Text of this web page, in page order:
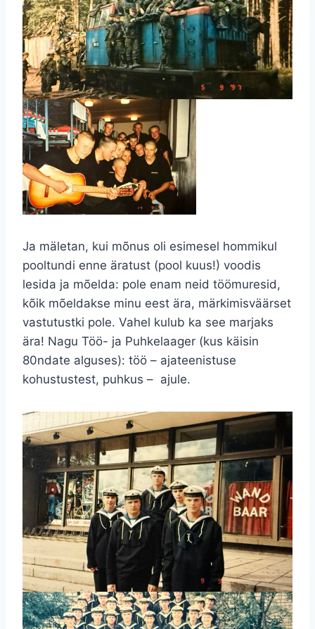
Ja mäletan, kui mõnus oli esimesel hommikul
pooltundi enne äratust (pool kuus!) voodis
lesida ja mõelda: pole enam neid töömuresid,
kõik mõeldakse minu eest ära, märkimisväärset
vastutustki pole. Vahel kulub ka see marjaks
ära! Nagu Töö- ja Puhkelaager (kus käisin
80ndate alguses): töö – ajateenistuse
kohustustest, puhkus – ajule.